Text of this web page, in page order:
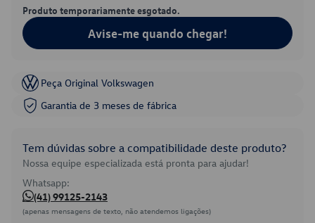
Produto temporariamente esgotado.
Avise-me quando chegar!
Peça Original Volkswagen
Garantia de 3 meses de fábrica
Tem dúvidas sobre a compatibilidade deste produto?
Nossa equipe especializada está pronta para ajudar!
Whatsapp:
(41) 99125-2143
(apenas mensagens de texto, não atendemos ligações)